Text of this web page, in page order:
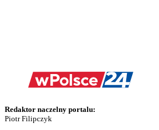
Redaktor naczelny portalu:
Piotr Filipczyk